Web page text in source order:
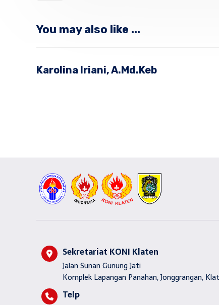
You may also like ...
Karolina Iriani, A.Md.Keb
Sekretariat KONI Klaten
Jalan Sunan Gunung Jati
Komplek Lapangan Panahan, Jonggrangan,
Telp